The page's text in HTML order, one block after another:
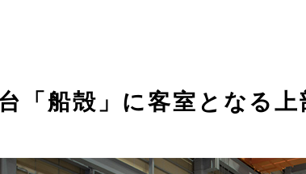
「船殻」に客室となる上